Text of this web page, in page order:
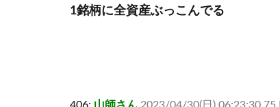
1銘柄に全資産ぶっこんでる